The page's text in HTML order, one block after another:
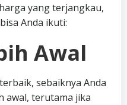
yang terjangkau,
Anda ikuti:
Awal
sebaiknya Anda
awal, terutama jika